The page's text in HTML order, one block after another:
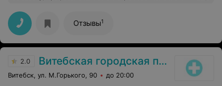
помогают нам чувствовать себя спокойнее и
увереннее в непростой ситуации,она наш ангел
-хранитель, который даёт нам не только моральную
поддержку,но и помогает справиться со сложной
болезнью.Просим руководство больницы материально
опытность и пожелать крепкого здоровья,
благополучия и благодарных пациентов.
Отзывы1
2.0 Витебская городская поликлиника №2
Витебск, ул. М.Горького, 90 до 20:00